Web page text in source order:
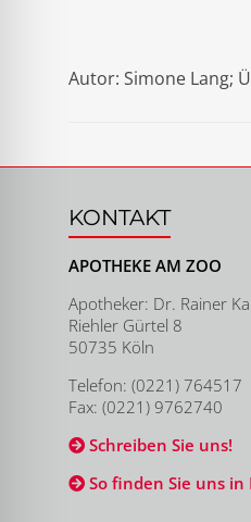
Autor: Simone Lang;
KONTAKT
APOTHEKE AM ZOO
Apotheker: Dr. Rainer
Riehler Gürtel 8
50735 Köln
Telefon: (0221) 764517
Fax: (0221) 9762740
Schreiben Sie uns!
So finden Sie uns in